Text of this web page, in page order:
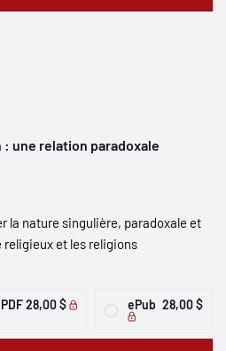
une relation paradoxale
la nature singulière, paradoxale et
religieux et les religions
PDF28,00 $ ePub 28,00 $